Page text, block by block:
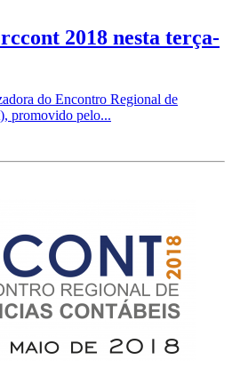
2018 nesta terça-
do Encontro Regional de
promovido pelo...